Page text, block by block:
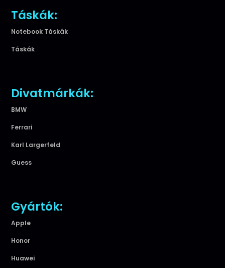
Táskák:
Notebook Táskák
Táskák
Divatmárkák:
BMW
Ferrari
Karl Largerfeld
Guess
Gyártók:
Apple
Honor
Huawei